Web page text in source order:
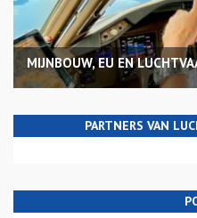
MIJNBOUW, EU EN
PARTNERS VAN